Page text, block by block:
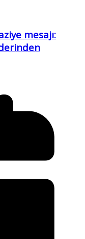
mesajı: